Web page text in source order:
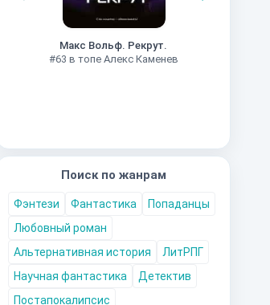
Макс Вольф. Рекрут.
#63 в топе Алекс Каменев
Поиск по жанрам
Фэнтези Фантастика
Попаданцы
Любовный роман
Альтернативная история
ЛитРПГ
Научная фантастика
Детектив
Постапокалипсис